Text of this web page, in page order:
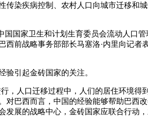
疾病控制、农村人口向城市迁移和
家卫生和计划生育委员会流动人口
前战略事务部部长马塞洛·内里向记者
引起金砖国家的关注。
人口迁移过程中，人们的居住环境得
巴西而言，中国的经验能够帮助巴西
展的战略中心，金砖国家应联合行动